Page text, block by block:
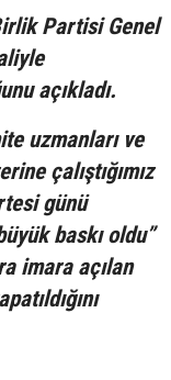
Partisi Genel
açıkladı.
uzmanları ve
çalıştığımız
günü
baskı oldu”
imara açılan